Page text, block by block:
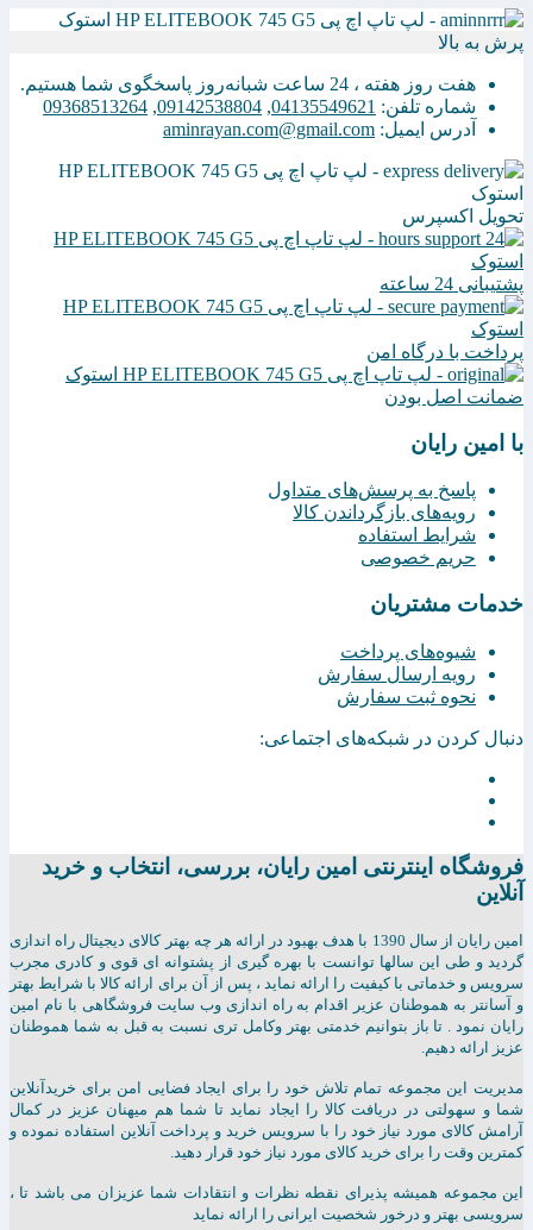
پرش به بالا
هفت روز هفته ، 24 ساعت شبانه‌روز پاسخگوی شما هستیم.
شماره تلفن: 04135549621
,
09142538804
,
09368513264
آدرس ایمیل: aminrayan.com@gmail.com
تحویل اکسپرس
پشتیبانی 24 ساعته
پرداخت با درگاه امن
ضمانت اصل بودن
با امین رایان
پاسخ به پرسش‌های متداول
رویه‌های بازگرداندن کالا
شرایط استفاده
حریم خصوصی
خدمات مشتریان
شیوه‌های پرداخت
رویه ارسال سفارش
نحوه ثبت سفارش
دنبال کردن در شبکه‌های اجتماعی:
فروشگاه اینترنتی امين رايان، بررسی، انتخاب و خرید
آنلاین
امين رايان از سال 1390 با هدف بهبود در ارائه هر چه بهتر کالای دیجیتال راه اندازی
گردید و طی این سالها توانست با بهره گیری از پشتوانه ای قوی و کادری مجرب
سرویس و خدماتی با کیفیت را ارائه نماید ، پس از آن برای ارائه کالا با شرایط بهتر
و آسانتر به هموطنان عزیر اقدام به راه اندازی وب سایت فروشگاهی با نام امین
رایان نمود . تا باز بتوانیم خدمتی بهتر وکامل تری نسبت به قبل به شما هموطنان
عزیز ارائه دهیم.
مدیریت این مجموعه تمام تلاش خود را برای ایجاد فضایی امن برای خریدآنلاین
شما و سهولتی در دریافت کالا را ایجاد نماید تا شما هم میهنان عزیز در کمال
آرامش کالای مورد نیاز خود را با سرویس خرید و پرداخت آنلاین استفاده نموده و
کمترین وقت را برای خرید کالای مورد نیاز خود قرار دهید.
این مجموعه همیشه پذیرای نقطه نظرات و انتقادات شما عزیزان می باشد تا ،
سرویسی بهتر و درخور شخصیت ایرانی را ارائه نماید